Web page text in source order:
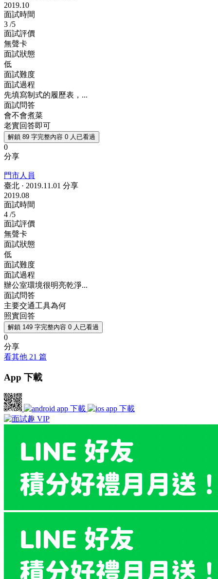
2019.10
面試時間
3 /5
面試評價
無聲卡
面試狀態
低
面試難度
面試過程
先填寫制式的履歷表，...
面試問答
會不會煮菜
老實回答即可
解鎖 89 字完整內容 0 人已看過
0
分享
門市人員
臺北 · 2019.11.01 分享
2019.08
面試時間
4 /5
面試評價
無聲卡
面試狀態
低
面試難度
面試過程
辦公室環境很明亮乾淨...
面試問答
主要交通工具為何
照實回答
解鎖 149 字完整內容 0 人已看過
0
分享
看其他 21 篇
App 下載